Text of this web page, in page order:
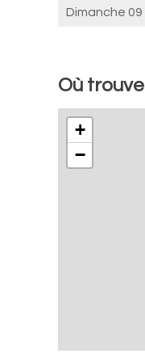
Dimanche
Où
+
−